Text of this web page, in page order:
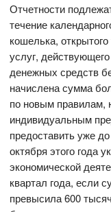
Отчетности
течение
кошелька,
услуг,
денежных средств
начислена сумма
по новым правилам,
индивидуальным
предоставить уже
октября этого года
экономической
квартал года, если
превысила 600